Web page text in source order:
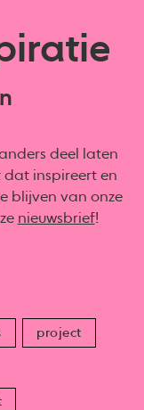
deel laten
dat inspireert en
blijven van onze
nieuwsbrief!
project